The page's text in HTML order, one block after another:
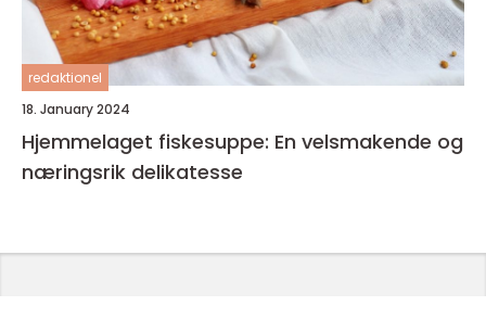
redaktionel
18. January 2024
Hjemmelaget fiskesuppe: En velsmakende og
næringsrik delikatesse